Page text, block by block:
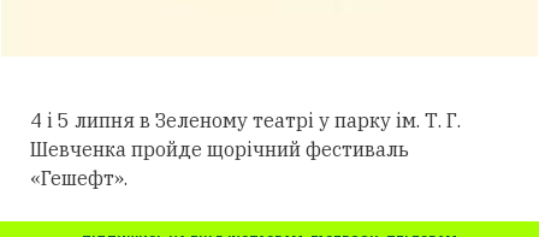
4 і 5 липня в Зеленому театрі у парку ім. Т. Г.
Шевченка пройде щорічний фестиваль
«Гешефт».